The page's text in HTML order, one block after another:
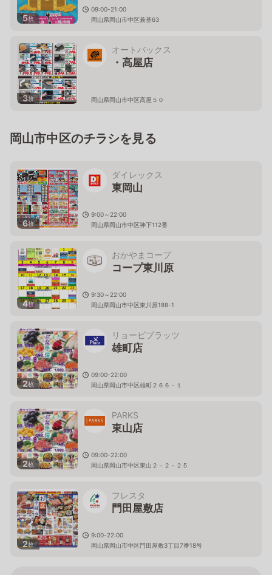
5枚
09:00-21:00
岡山県岡山市中区兼基63
3枚
オートバックス
・高屋店
岡山県岡山市中区高屋５０
岡山市中区のチラシを見る
6枚
ダイレックス
東岡山
9:00～22:00
岡山県岡山市中区神下112番
4枚
おかやまコープ
コープ東川原
9:30～22:00
岡山県岡山市中区東川原188-1
2枚
リョービプラッツ
雄町店
09:00-22:00
岡山県岡山市中区雄町２６６－１
2枚
PARKS
東山店
09:00-22:00
岡山県岡山市中区東山２－２－２５
2枚
フレスタ
門田屋敷店
9:00-22:00
岡山県岡山市中区門田屋敷3丁目7番18号